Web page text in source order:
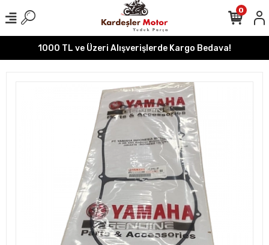
1000 TL ve Üzeri Alışverişlerde Kargo Bedava!
0